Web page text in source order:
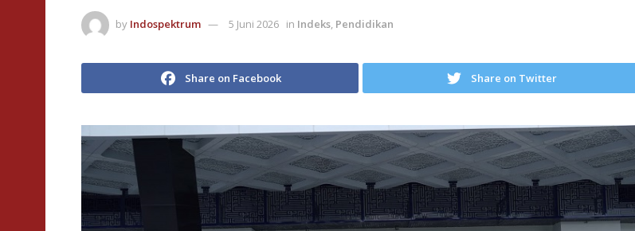
by Indospektrum 5 Juni 2026 in Indeks, Pendidikan
Share on Facebook Share on Twitter